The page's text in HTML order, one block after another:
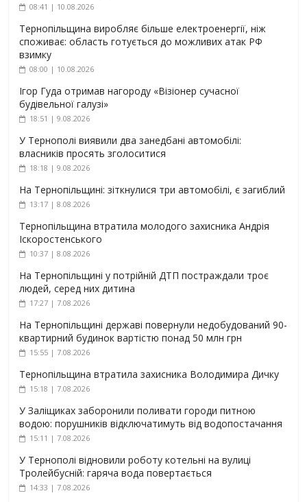
08:41 | 10.08.2026
Тернопільщина виробляє більше електроенергії, ніж
споживає: область готується до можливих атак РФ
взимку
08:00 | 10.08.2026
Ігор Гуда отримав нагороду «Візіонер сучасної
будівельної галузі»
18:51 | 9.08.2026
У Тернополі виявили два занедбані автомобілі:
власників просять зголоситися
18:18 | 9.08.2026
На Тернопільщині: зіткнулися три автомобілі, є загиблий
13:17 | 8.08.2026
Тернопільщина втратила молодого захисника Андрія
Іскоростенського
10:37 | 8.08.2026
На Тернопільщині у потрійній ДТП постраждали троє
людей, серед них дитина
17:27 | 7.08.2026
На Тернопільщині державі повернули недобудований 90-
квартирний будинок вартістю понад 50 млн грн
15:55 | 7.08.2026
Тернопільщина втратила захисника Володимира Дичку
15:18 | 7.08.2026
У Заліщиках заборонили поливати городи питною
водою: порушників відключатимуть від водопостачання
15:11 | 7.08.2026
У Тернополі відновили роботу котельні на вулиці
Тролейбусній: гаряча вода повертається
14:33 | 7.08.2026